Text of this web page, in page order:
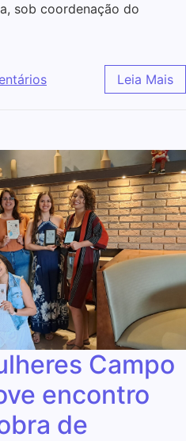
sob coordenação do
Leia Mais
Campo
encontro
de